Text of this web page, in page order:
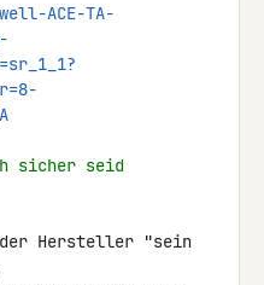
ACE-TA-
sicher seid
Hersteller "sein